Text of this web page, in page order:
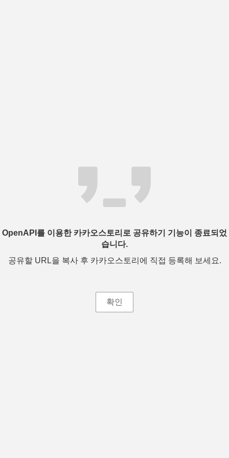
OpenAPI를 이용한 카카오스토리로 공유하기 기능이 종료되었
습니다.
공유할 URL을 복사 후 카카오스토리에 직접 등록해 보세요.
확인